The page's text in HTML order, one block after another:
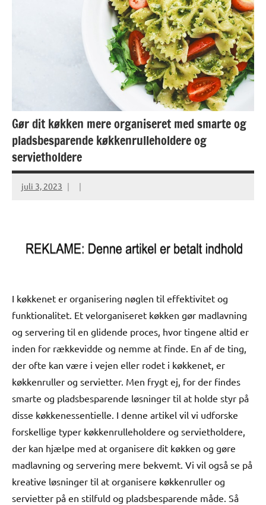
Gør dit køkken mere organiseret med smarte og
pladsbesparende køkkenrulleholdere og
servietholdere
juli 3, 2023
I køkkenet er organisering nøglen til effektivitet og
funktionalitet. Et velorganiseret køkken gør madlavning
og servering til en glidende proces, hvor tingene altid er
inden for rækkevidde og nemme at finde. En af de ting,
der ofte kan være i vejen eller rodet i køkkenet, er
køkkenruller og servietter. Men frygt ej, for der findes
smarte og pladsbesparende løsninger til at holde styr på
disse køkkenessentielle. I denne artikel vil vi udforske
forskellige typer køkkenrulleholdere og servietholdere,
der kan hjælpe med at organisere dit køkken og gøre
madlavning og servering mere bekvemt. Vi vil også se på
kreative løsninger til at organisere køkkenruller og
servietter på en stilfuld og pladsbesparende måde. Så